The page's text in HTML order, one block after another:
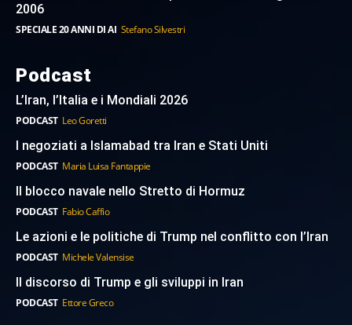
2006
SPECIALE 20 ANNI DI AI Stefano Silvestri
Podcast
L’Iran, l’Italia e i Mondiali 2026
PODCAST Leo Goretti
I negoziati a Islamabad tra Iran e Stati Uniti
PODCAST Maria Luisa Fantappie
Il blocco navale nello Stretto di Hormuz
PODCAST Fabio Caffio
Le azioni e le politiche di Trump nel conflitto con l’Iran
PODCAST Michele Valensise
Il discorso di Trump e gli sviluppi in Iran
PODCAST Ettore Greco